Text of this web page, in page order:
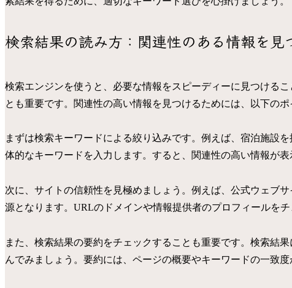
検索結果の読み方：関連性のある情報を見
検索エンジンを使うと、必要な情報をスピーディーに見つける
とも重要です。関連性の高い情報を見つけるためには、以下のポ
まずは検索キーワードによる絞り込みです。例えば、宿泊施設
体的なキーワードを入力します。すると、関連性の高い情報が表
次に、サイトの信頼性を見極めましょう。例えば、公式ウェブ
源となります。URLのドメインや情報提供者のプロフィールを
また、検索結果の要約をチェックすることも重要です。検索結
んでみましょう。要約には、ページの概要やキーワードの一致度